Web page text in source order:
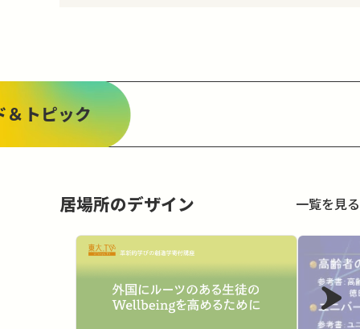
＆トピック
居場所のデザイン 一覧を見る